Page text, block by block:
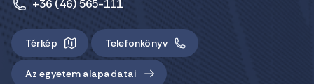
+36 (46) 565-111
Térkép Telefonkönyv
Az egyetem alapadatai